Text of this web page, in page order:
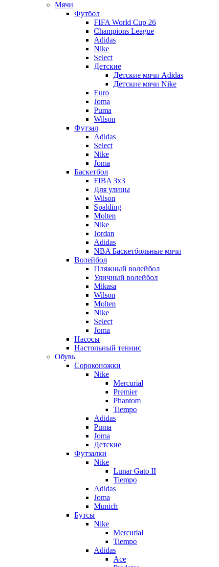
Мячи
Футбол
FIFA World Cup 26
Champions League
Adidas
Nike
Select
Детские
Детские мячи Adidas
Детские мячи Nike
Euro
Joma
Puma
Wilson
Футзал
Adidas
Select
Nike
Joma
Баскетбол
FIBA 3x3
Для улицы
Wilson
Spalding
Molten
Nike
Jordan
Adidas
NBA Баскетбольные мячи
Волейбол
Пляжный волейбол
Уличный волейбол
Mikasa
Wilson
Molten
Nike
Select
Joma
Насосы
Настольный теннис
Обувь
Сороконожки
Nike
Mercurial
Premier
Phantom
Tiempo
Adidas
Puma
Joma
Детские
Футзалки
Nike
Lunar Gato II
Tiempo
Adidas
Joma
Munich
Бутсы
Nike
Mercurial
Tiempo
Adidas
Ace